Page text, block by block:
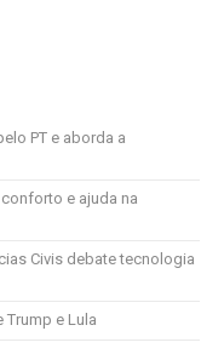
PT e aborda a
e ajuda na
Civis debate tecnologia
e Lula